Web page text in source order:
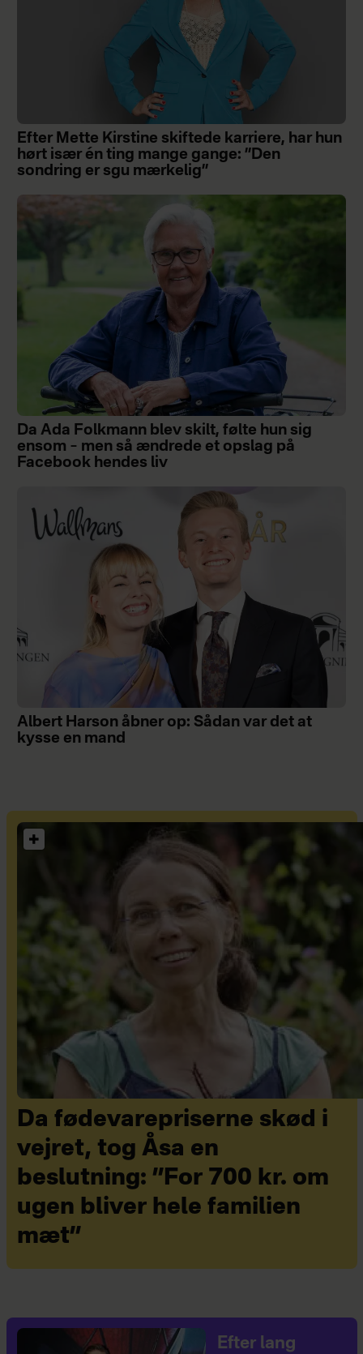
Efter Mette Kirstine skiftede karriere, har hun
hørt især én ting mange gange: ”Den
sondring er sgu mærkelig”
Da Ada Folkmann blev skilt, følte hun sig
ensom – men så ændrede et opslag på
Facebook hendes liv
Albert Harson åbner op: Sådan var det at
kysse en mand
Da fødevarepriserne skød i
vejret, tog Åsa en
beslutning: ”For 700 kr. om
ugen bliver hele familien
mæt”
Efter lang